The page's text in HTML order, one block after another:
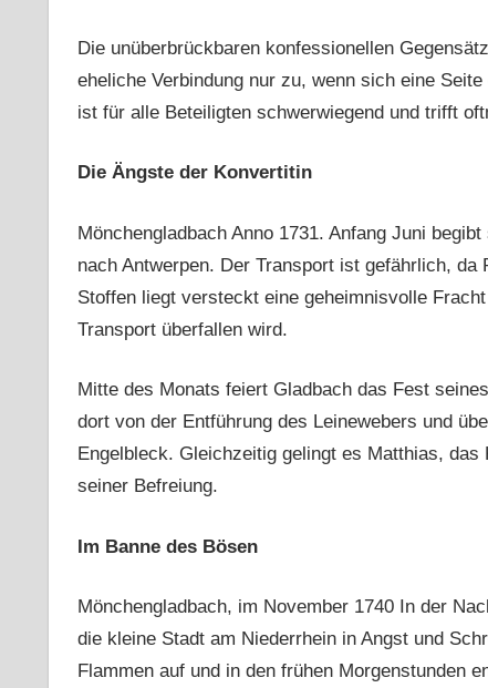
Die unüberbrückbaren konfessionellen
eheliche Verbindung nur zu, wenn sich eine
ist für alle Beteiligten schwerwiegend und trifft
Die Ängste der Konvertitin
Mönchengladbach Anno 1731. Anfang Juni
nach Antwerpen. Der Transport ist gefährlich,
Stoffen liegt versteckt eine geheimnisvolle
Transport überfallen wird.
Mitte des Monats feiert Gladbach das Fest
dort von der Entführung des Leinewebers und
Engelbleck. Gleichzeitig gelingt es Matthias,
seiner Befreiung.
Im Banne des Bösen
Mönchengladbach, im November 1740 In der
die kleine Stadt am Niederrhein in Angst und
Flammen auf und in den frühen Morgenstunden